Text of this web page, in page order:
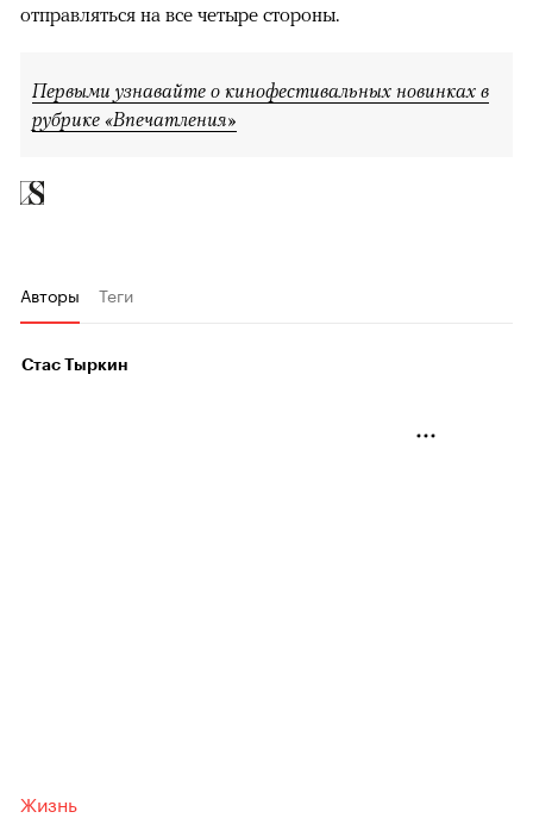
отправляться на все четыре стороны.
Первыми узнавайте о кинофестивальных новинках в
рубрике «Впечатления»
Авторы Теги
Стас Тыркин
Жизнь